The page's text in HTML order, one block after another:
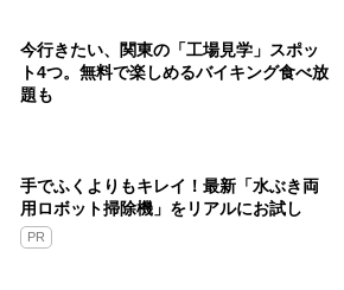
今行きたい、関東の「工場見学」スポッ
ト4つ。無料で楽しめるバイキング食べ放
題も
手でふくよりもキレイ！最新「水ぶき両
用ロボット掃除機」をリアルにお試し
PR